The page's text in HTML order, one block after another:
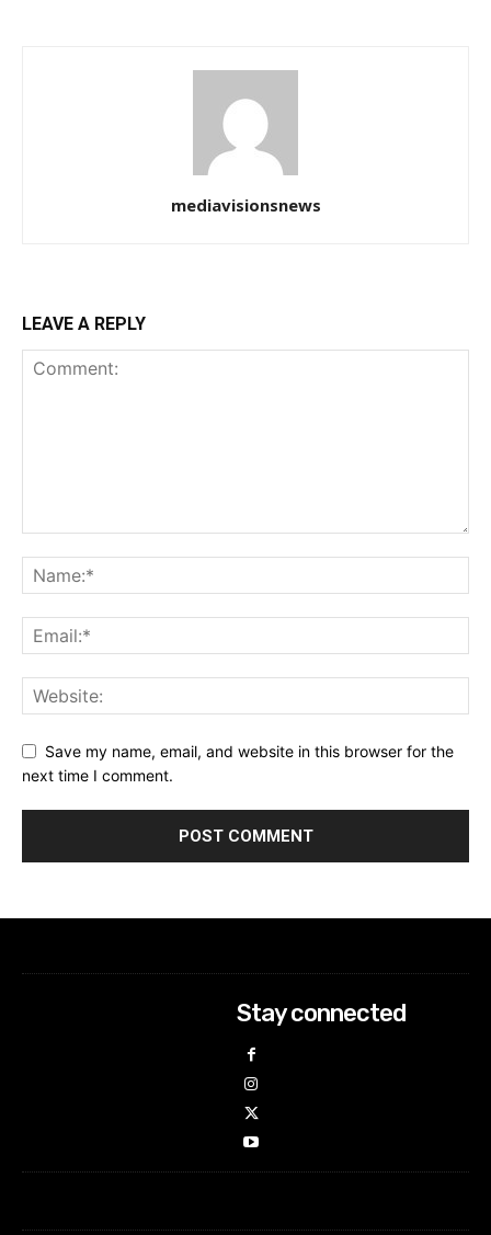
mediavisionsnews
LEAVE A REPLY
Save my name, email, and website in this browser for the
next time I comment.
Stay connected